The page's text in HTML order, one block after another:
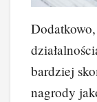
bardziej
nagrody